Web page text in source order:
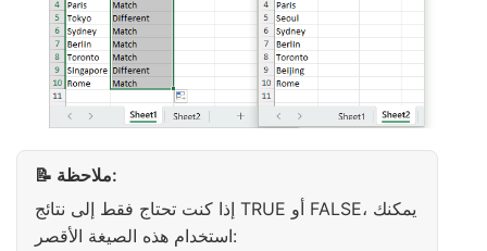
📝 ملاحظة:
إذا كنت تحتاج فقط إلى نتائج TRUE أو FALSE، يمكنك
استخدام هذه الصيغة الأقصر: